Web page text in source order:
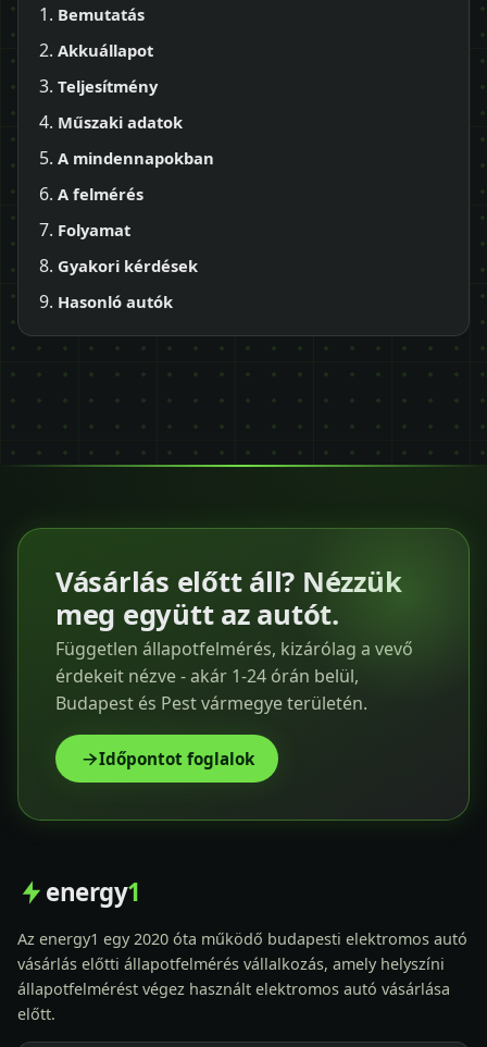
Bemutatás
Akkuállapot
Teljesítmény
Műszaki adatok
A mindennapokban
A felmérés
Folyamat
Gyakori kérdések
Hasonló autók
Vásárlás előtt áll? Nézzük
meg együtt az autót.
Független állapotfelmérés, kizárólag a vevő
érdekeit nézve - akár 1-24 órán belül,
Budapest és Pest vármegye területén.
Időpontot foglalok
energy1
Az energy1 egy 2020 óta működő budapesti elektromos autó
vásárlás előtti állapotfelmérés vállalkozás, amely helyszíni
állapotfelmérést végez használt elektromos autó vásárlása
előtt.